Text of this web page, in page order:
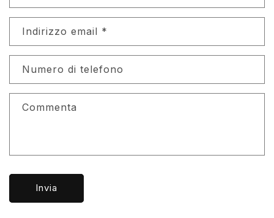
Indirizzo email *
Numero di telefono
Commenta
Invia